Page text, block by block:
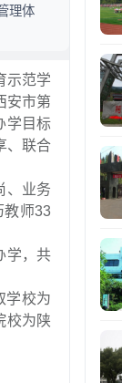
理体
示范学
安市第
学目标
、联合
、业务
教师33
学，共
学校为
校为陕